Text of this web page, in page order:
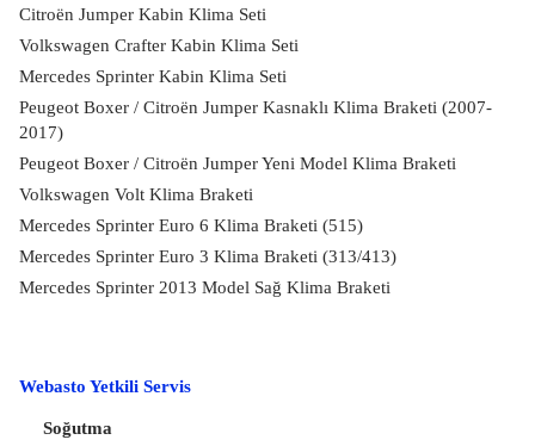
Citroën Jumper Kabin Klima Seti
Volkswagen Crafter Kabin Klima Seti
Mercedes Sprinter Kabin Klima Seti
Peugeot Boxer / Citroën Jumper Kasnaklı Klima Braketi (2007-
2017)
Peugeot Boxer / Citroën Jumper Yeni Model Klima Braketi
Volkswagen Volt Klima Braketi
Mercedes Sprinter Euro 6 Klima Braketi (515)
Mercedes Sprinter Euro 3 Klima Braketi (313/413)
Mercedes Sprinter 2013 Model Sağ Klima Braketi
Webasto Yetkili Servis
Soğutma